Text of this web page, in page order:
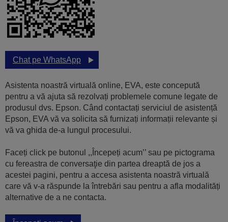
Chat pe WhatsApp
Asistenta noastră virtuală online, EVA, este concepută
pentru a vă ajuta să rezolvați problemele comune legate de
produsul dvs. Epson. Când contactați serviciul de asistență
Epson, EVA vă va solicita să furnizați informații relevante și
vă va ghida de-a lungul procesului.
Faceți click pe butonul ,,Începeți acum’’ sau pe pictograma
cu fereastra de conversaţie din partea dreaptă de jos a
acestei pagini, pentru a accesa asistenta noastră virtuală
care vă v-a răspunde la întrebări sau pentru a afla modalități
alternative de a ne contacta.